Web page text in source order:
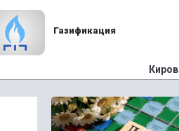
Газификация
Киров